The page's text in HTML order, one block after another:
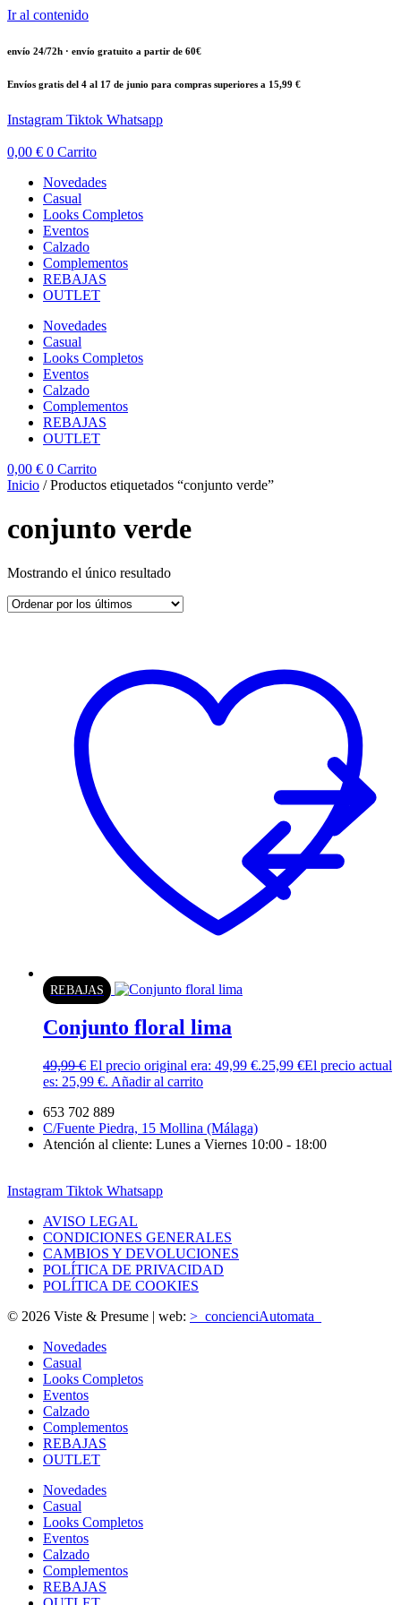
Ir al contenido
envío 24/72h · envío gratuito a partir de 60€
Envíos gratis del 4 al 17 de junio para compras superiores a 15,99 €
Instagram Tiktok Whatsapp
0,00 € 0 Carrito
Novedades
Casual
Looks Completos
Eventos
Calzado
Complementos
REBAJAS
OUTLET
Novedades
Casual
Looks Completos
Eventos
Calzado
Complementos
REBAJAS
OUTLET
0,00 € 0 Carrito
Inicio / Productos etiquetados “conjunto verde”
conjunto verde
Mostrando el único resultado
REBAJAS
Conjunto floral lima
49,99€ El precio original era: 49,99 €.25,99 €El precio actual
es: 25,99 €. Añadir al carrito
653 702 889
C/Fuente Piedra, 15 Mollina (Málaga)
Atención al cliente: Lunes a Viernes 10:00 - 18:00
Instagram Tiktok Whatsapp
AVISO LEGAL
CONDICIONES GENERALES
CAMBIOS Y DEVOLUCIONES
POLÍTICA DE PRIVACIDAD
POLÍTICA DE COOKIES
© 2026 Viste & Presume | web: >_concienciAutomata_
Novedades
Casual
Looks Completos
Eventos
Calzado
Complementos
REBAJAS
OUTLET
Novedades
Casual
Looks Completos
Eventos
Calzado
Complementos
REBAJAS